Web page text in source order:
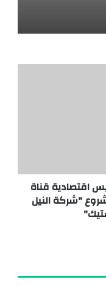
رئيس اقتصادية قناة
"شركة النيل